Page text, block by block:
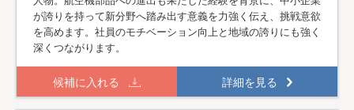
が誇りを持って新分野へ踏み出す意義を力強く伝え、挑戦意欲
を高めます。社員のモチベーション向上と地域の誇りにも強く
深くつながります。
候補に入れる 詳細を見る